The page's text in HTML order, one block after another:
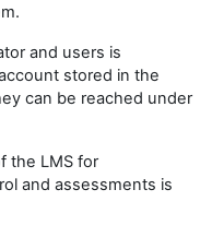
and users is
stored in the
can be reached under
the LMS for
and assessments is